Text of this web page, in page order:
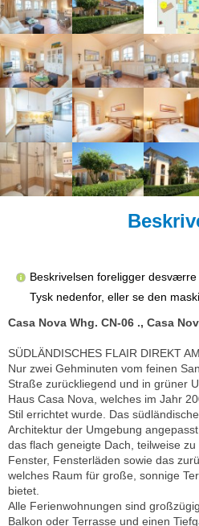
Beskrivelsen foreligger
Tysk nedenfor, eller se den
Casa Nova Whg. CN-06 ., Casa
SÜDLÄNDISCHES FLAIR DIREKT
Nur zwei Gehminuten vom feinen
Straße zurückliegend und in grüner
Haus Casa Nova, welches im Jahr
Stil errichtet wurde. Das
Architektur der Umgebung
das flach geneigte Dach, teilweise
Fenster, Fensterläden sowie das
welches Raum für große, sonnige
bietet.
Alle Ferienwohnungen sind
Balkon oder Terrasse und einen